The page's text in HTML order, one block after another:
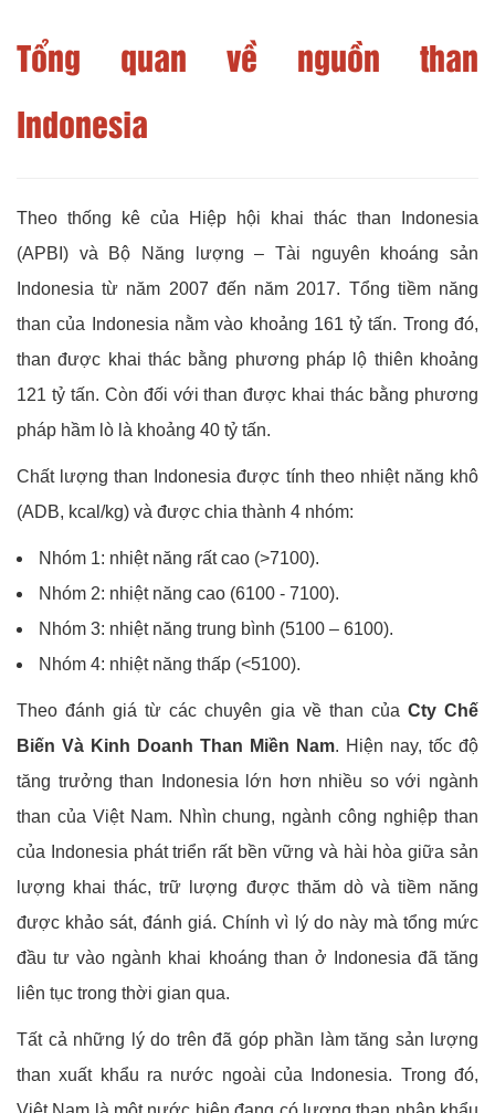
Tổng quan về nguồn than
Indonesia
Theo thống kê của Hiệp hội khai thác than Indonesia
(APBI) và Bộ Năng lượng – Tài nguyên khoáng sản
Indonesia từ năm 2007 đến năm 2017. Tổng tiềm năng
than của Indonesia nằm vào khoảng 161 tỷ tấn. Trong đó,
than được khai thác bằng phương pháp lộ thiên khoảng
121 tỷ tấn. Còn đối với than được khai thác bằng phương
pháp hầm lò là khoảng 40 tỷ tấn.
Chất lượng than Indonesia được tính theo nhiệt năng khô
(ADB, kcal/kg) và được chia thành 4 nhóm:
Nhóm 1: nhiệt năng rất cao (>7100).
Nhóm 2: nhiệt năng cao (6100 - 7100).
Nhóm 3: nhiệt năng trung bình (5100 – 6100).
Nhóm 4: nhiệt năng thấp (<5100).
Theo đánh giá từ các chuyên gia về than của Cty Chế
Biến Và Kinh Doanh Than Miền Nam. Hiện nay, tốc độ
tăng trưởng than Indonesia lớn hơn nhiều so với ngành
than của Việt Nam. Nhìn chung, ngành công nghiệp than
của Indonesia phát triển rất bền vững và hài hòa giữa sản
lượng khai thác, trữ lượng được thăm dò và tiềm năng
được khảo sát, đánh giá. Chính vì lý do này mà tổng mức
đầu tư vào ngành khai khoáng than ở Indonesia đã tăng
liên tục trong thời gian qua.
Tất cả những lý do trên đã góp phần làm tăng sản lượng
than xuất khẩu ra nước ngoài của Indonesia. Trong đó,